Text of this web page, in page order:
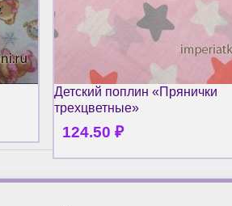
Детский поплин «Прянички
трехцветные»
124.50 ₽